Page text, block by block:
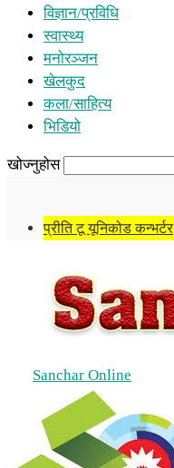
विज्ञान/प्रविधि
स्वास्थ्य
मनोरञ्जन
खेलकुद
कला/साहित्य
भिडियो
खोज्नुहोस
प्रीति टू यूनिकोड कन्भर्टर
Sanchar Online